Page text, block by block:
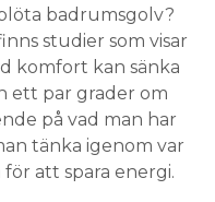
badrumsgolv?
studier som visar
komfort kan sänka
ett par grader om
på vad man har
tänka igenom var
att spara energi.